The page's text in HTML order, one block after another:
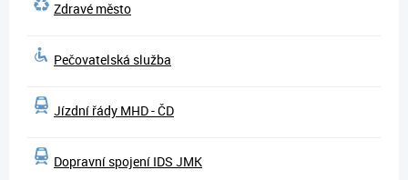
Zdravé město
Pečovatelská služba
Jízdní řády MHD - ČD
Dopravní spojení IDS JMK